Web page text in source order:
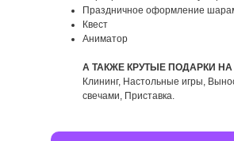
Праздничное оформление
Квест
Аниматор
А ТАКЖЕ КРУТЫЕ ПОДАРКИ
Клининг, Настольные игры,
свечами, Приставка.